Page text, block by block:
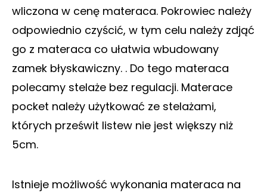
wliczona w cenę materaca. Pokrowiec należy
odpowiednio czyścić, w tym celu należy zdjąć
go z materaca co ułatwia wbudowany
zamek błyskawiczny. . Do tego materaca
polecamy stelaże bez regulacji. Materace
pocket należy użytkować ze stelażami,
których prześwit listew nie jest większy niż
5cm.
Istnieje możliwość wykonania materaca na